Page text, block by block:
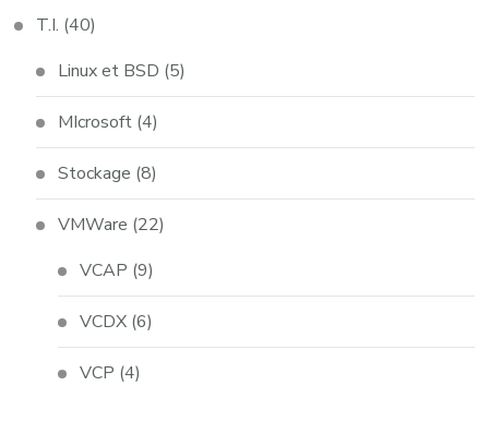
T.I. (40)
Linux et BSD (5)
MIcrosoft (4)
Stockage (8)
VMWare (22)
VCAP (9)
VCDX (6)
VCP (4)